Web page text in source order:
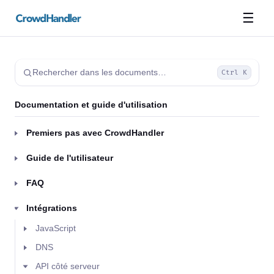
☰
Rechercher dans les documents… Ctrl K
Documentation et guide d'utilisation
Premiers pas avec CrowdHandler
Guide de l'utilisateur
FAQ
Intégrations
JavaScript
DNS
API côté serveur